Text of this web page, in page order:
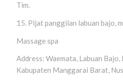
Tim.
15. Pijat panggilan labuan bajo,
Massage spa
Address: Waemata, Labuan Bajo,
Kabupaten Manggarai Barat,